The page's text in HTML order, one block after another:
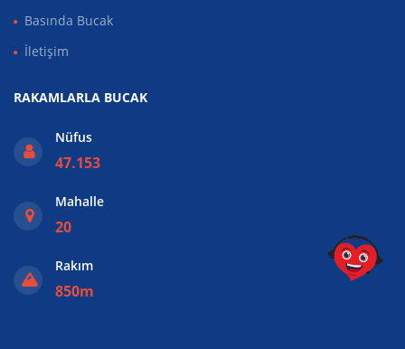
Basında Bucak
İletişim
RAKAMLARLA BUCAK
Nüfus
47.153
Mahalle
20
Rakım
850m